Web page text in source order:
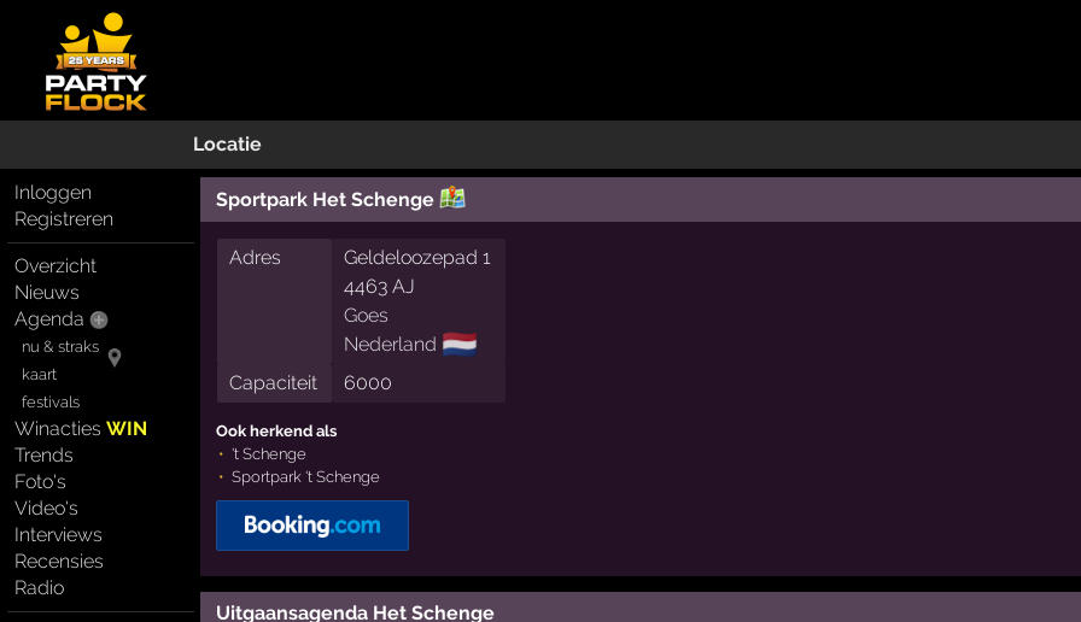
Locatie
Inloggen
Registreren
Overzicht
Nieuws
Agenda
nu & straks
kaart
festivals
WinactiesWIN
Trends
Foto's
Video's
Interviews
Recensies
Radio
Sportpark Het Schenge
Adres
Geldeloozepad 1
4463 AJ
Goes
Nederland 🇳🇱
Capaciteit 6000
Ook herkend als
't Schenge
Sportpark 't Schenge
Uitgaansagenda Het Schenge